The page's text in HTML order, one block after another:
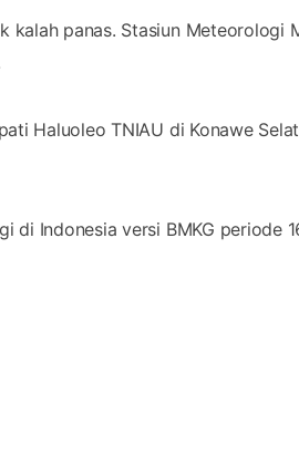
panas. Stasiun Meteorologi
Haluoleo TNIAU di Konawe
Indonesia versi BMKG periode